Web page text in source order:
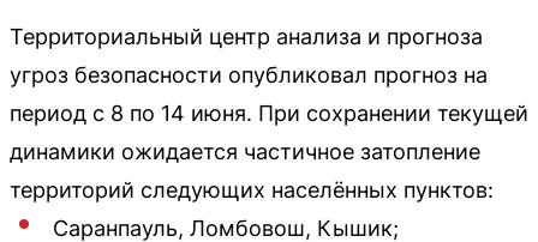
Территориальный центр анализа и прогноза
угроз безопасности опубликовал прогноз на
период с 8 по 14 июня. При сохранении текущей
динамики ожидается частичное затопление
территорий следующих населённых пунктов:
Саранпауль, Ломбовош, Кышик;